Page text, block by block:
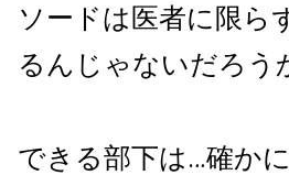
ソードは医者に限ら
るんじゃないだろう
できる部下は…確か